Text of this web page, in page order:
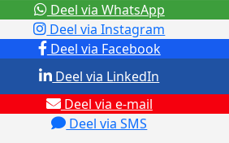
Deel via Facebook
Deel via Instagram
Deel via e-mail
Deel via SMS
Deel via LinkedIn
Deel via WhatsApp